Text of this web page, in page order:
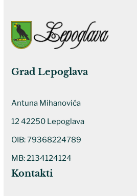
Grad Lepoglava
Antuna Mihanovića
12 42250 Lepoglava
OIB: 79368224789
MB: 2134124124
Kontakti